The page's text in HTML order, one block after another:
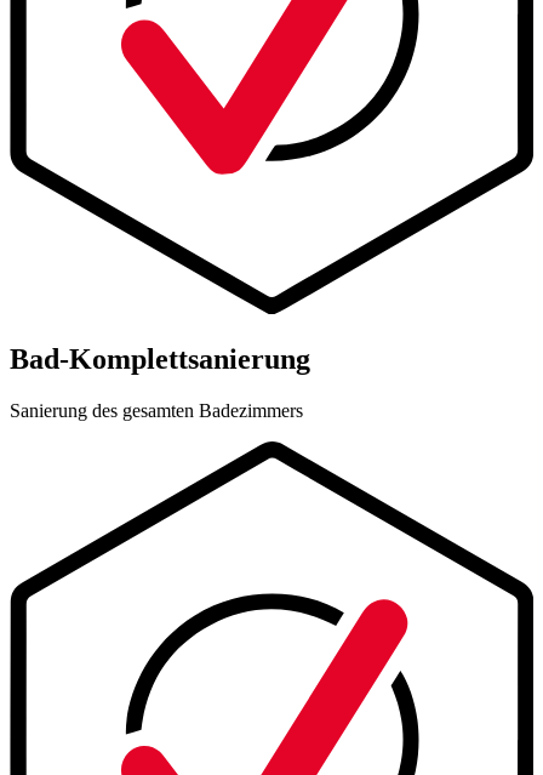
Bad-Komplettsanierung
Sanierung des gesamten Badezimmers